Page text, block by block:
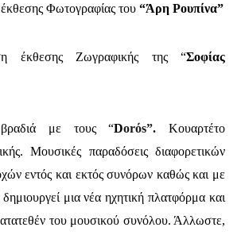
Φωτογραφίας του “Άρη Ρουπίνα”
έκθεσης Ζωγραφικής της “Σοφίας
με τους “Dorόs”.Κουαρτέτο
Μουσικές παραδόσεις διαφορετικών
εντός και εκτός συνόρων καθώς και με
μια νέα ηχητική πλατφόρμα και
του μουσικού συνόλου. Άλλωστε,